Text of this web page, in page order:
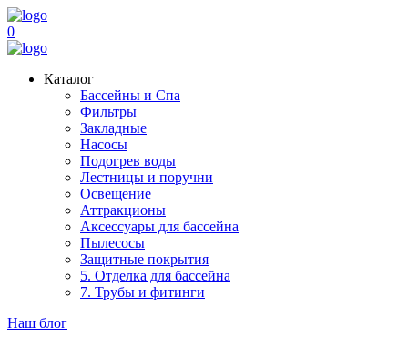
0
Каталог
Бассейны и Спа
Фильтры
Закладные
Насосы
Подогрев воды
Лестницы и поручни
Освещение
Аттракционы
Аксессуары для бассейна
Пылесосы
Защитные покрытия
5. Отделка для бассейна
7. Трубы и фитинги
Наш блог